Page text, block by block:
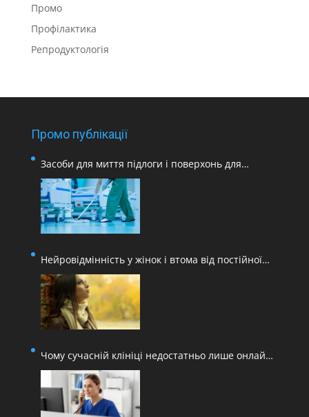
Промо
Профілактика
Репродуктологія
Промо публікації
Засоби для миття підлоги і поверхонь для
медичних закладів
Нейровідмінність у жінок і втома від постійної
адаптації
Чому сучасній клініці недостатньо лише онлайн-
запису